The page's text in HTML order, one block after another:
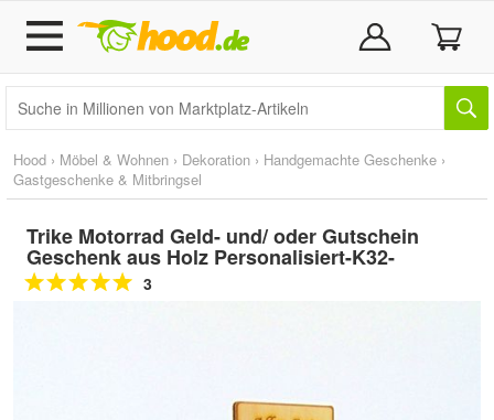
Hood › Möbel & Wohnen › Dekoration › Handgemachte Geschenke ›
Gastgeschenke & Mitbringsel
Trike Motorrad Geld- und/ oder Gutschein
Geschenk aus Holz Personalisiert-K32-
3